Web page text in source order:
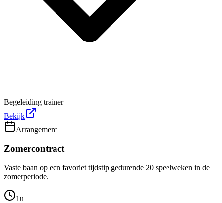
Begeleiding trainer
Bekijk
Arrangement
Zomercontract
Vaste baan op een favoriet tijdstip gedurende 20 speelweken in de
zomerperiode.
1u